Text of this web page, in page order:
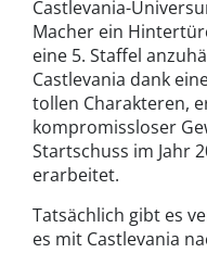
Castlevania-
Macher ein
eine 5. Staffel
Castlevania dank
tollen Charakteren,
kompromissloser
Startschuss im Jahr
erarbeitet.
Tatsächlich gibt es
es mit Castlevania